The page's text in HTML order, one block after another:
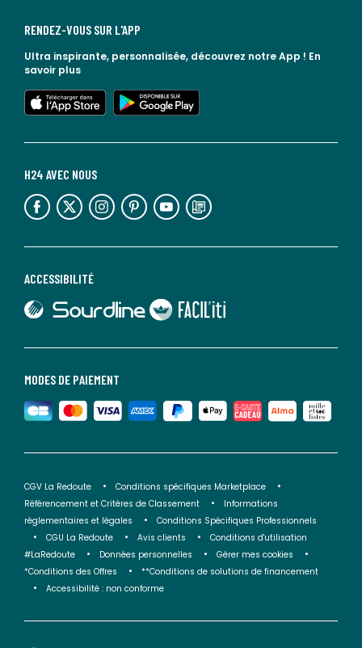
MODES DE PAIEMENT
ACCESSIBILITÉ
lien vers Sourdline
lien vers Faciliti
H24 AVEC NOUS
lien vers l'espace réseaux sociaux lien vers l'espace réseaux sociaux lien vers l'espace réseaux sociaux lien vers l'espace réseaux sociaux lien vers l'espace réseaux sociaux lien vers le blog la redoute
RENDEZ-VOUS SUR L'APP
Ultra inspirante, personnalisée, découvrez notre App ! En
savoir plus
lien vers l'app store
lien vers google play
CGV La Redoute
Conditions spécifiques Marketplace
Référencement et Critères de Classement
Informations
réglementaires et légales
Conditions Spécifiques Professionnels
CGU La Redoute
Avis clients
Conditions d'utilisation
#LaRedoute
Données personnelles
Gérer mes cookies
*Conditions des Offres
**Conditions de solutions de financement
Accessibilité : non conforme